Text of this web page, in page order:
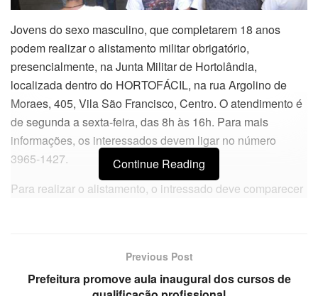
Jovens do sexo masculino, que completarem 18 anos
podem realizar o alistamento militar obrigatório,
presencialmente, na Junta Militar de Hortolândia,
localizada dentro do HORTOFÁCIL, na rua Argolino de
Moraes, 405, Vila São Francisco, Centro. O atendimento é
de segunda a sexta-feira, das 8h às 16h. Para mais
informações, os interessados devem ligar no número
3965-1427.
Para realizar o alistamento, o intressado deve comparecer
equivalente); comprovante de residência ou declaração
assinada; e um documento oficial com fotografia (carteira
Continue Reading
Previous Post
Prefeitura promove aula inaugural dos cursos de